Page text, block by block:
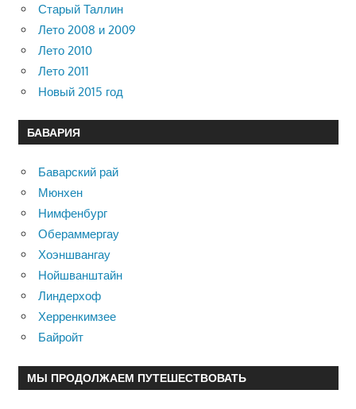
Старый Таллин
Лето 2008 и 2009
Лето 2010
Лето 2011
Новый 2015 год
БАВАРИЯ
Баварский рай
Мюнхен
Нимфенбург
Обераммергау
Хоэншвангау
Нойшванштайн
Линдерхоф
Херренкимзее
Байройт
МЫ ПРОДОЛЖАЕМ ПУТЕШЕСТВОВАТЬ